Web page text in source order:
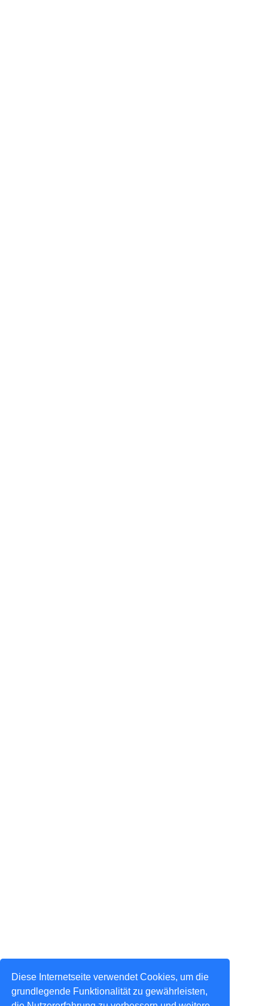
Diese Internetseite verwendet Cookies, um die
grundlegende Funktionalität zu gewährleisten,